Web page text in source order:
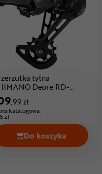
tylna
Deore RD-
,99 zł
katalogowa:
zł
Do koszyka
Przerzutka tylna